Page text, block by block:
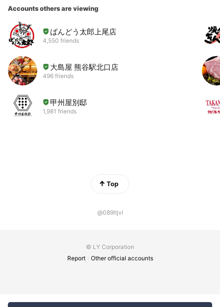
Accounts others are viewing
ばんどう太郎上尾店
4,550 friends
大島屋 熊谷駅北口店
496 friends
甲州屋別邸
1,981 friends
Top
@089ltjvl
© LY Corporation
Report
Other official accounts